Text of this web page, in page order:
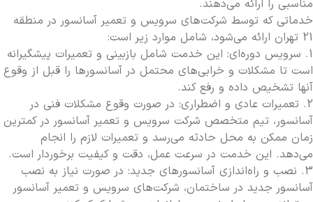
هزینه تعویض قطعات آسانسور چقدر است؟
آیا سرویس دوره ای آسانسور برای ساختمان های
مسکونی متفاوت است؟
چگونه کیفیت خدمات شرکت سرویس آسانسور را
ارزیابی کنیم؟
مناسبی را ارائه می‌دهند.
خدماتی که توسط شرکت‌های سرویس و تعمیر آسانسور در منطقه
21 تهران ارائه می‌شود، شامل موارد زیر است:
1. سرویس دوره‌ای: این خدمت شامل بازبینی و تعمیرات پیشگیرانه
است تا مشکلات و خرابی‌های محتمل در آسانسورها را قبل از وقوع
آنها تشخیص داده و رفع کند.
2. تعمیرات عادی و اضطراری: در صورت وقوع مشکلات فنی در
آسانسور، تیم متخصص شرکت سرویس و تعمیر آسانسور در کمترین
زمان ممکن به محل حادثه می‌رسد و تعمیرات لازم را انجام
می‌دهد. این خدمت در سرعت عمل، دقت و کیفیت برخوردار است.
3. نصب و راه‌اندازی آسانسورهای جدید: در صورت نیاز به نصب
آسانسور جدید در ساختمان، شرکت‌های سرویس و تعمیر آسانسور